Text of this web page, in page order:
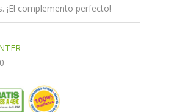
¡El complemento perfecto!